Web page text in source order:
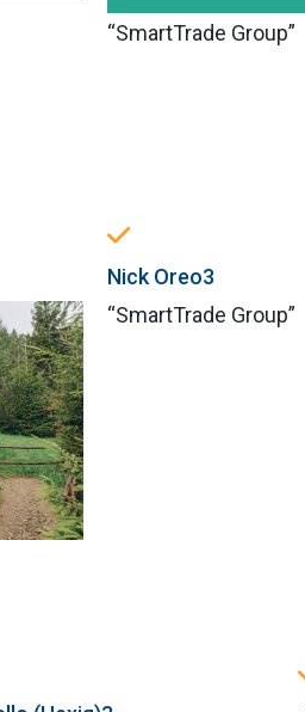
“SmartTrade Group”
Nick Oreo3
“SmartTrade Group”